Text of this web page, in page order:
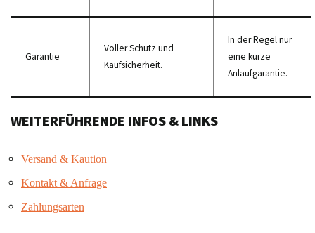
Garantie
Voller Schutz und
Kaufsicherheit.
In der Regel nur
eine kurze
Anlaufgarantie.
WEITERFÜHRENDE INFOS & LINKS
Versand & Kaution
Kontakt & Anfrage
Zahlungsarten